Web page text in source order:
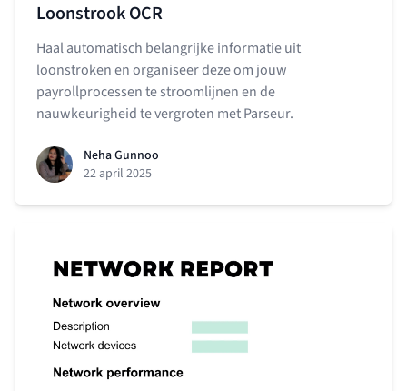
Loonstrook OCR
Haal automatisch belangrijke informatie uit
loonstroken en organiseer deze om jouw
payrollprocessen te stroomlijnen en de
nauwkeurigheid te vergroten met Parseur.
Neha Gunnoo
22 april 2025